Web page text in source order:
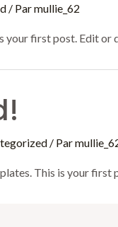
/ Parmullie_62
your first post. Edit or
/ Par
This is your